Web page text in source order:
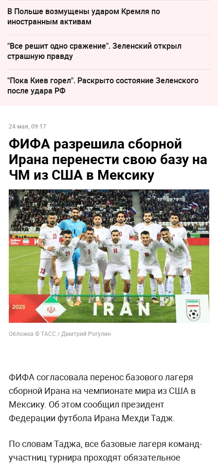
В Польше возмущены ударом Кремля по
иностранным активам
"Все решит одно сражение". Зеленский открыл
страшную правду
"Пока Киев горел". Раскрыто состояние Зеленского
после удара РФ
24 мая, 09:17
ФИФА разрешила сборной
Ирана перенести свою базу на
ЧМ из США в Мексику
Обложка © ТАСС / Дмитрий Рогулин
ФИФА согласовала перенос базового лагеря
сборной Ирана на чемпионате мира из США в
Мексику. Об этом сообщил президент
Федерации футбола Ирана Мехди Тадж.
По словам Таджа, все базовые лагеря команд-
участниц турнира проходят обязательное